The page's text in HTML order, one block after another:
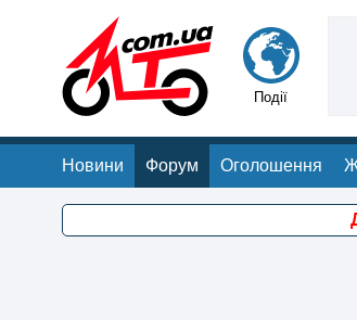
Події
Новини Форум Оголошення